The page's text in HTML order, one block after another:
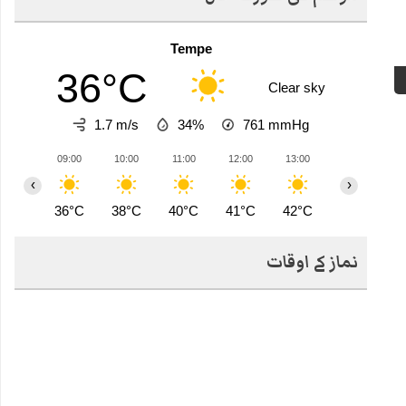
Tempe
36°C Clear sky
1.7 m/s 34% 761 mmHg
09:00
36°C
10:00
38°C
11:00
40°C
12:00
41°C
13:00
42°C
‹ ›
نماز کے اوقات